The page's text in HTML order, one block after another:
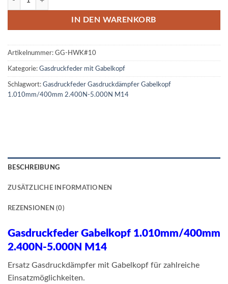
IN DEN WARENKORB
Artikelnummer: GG-HWK#10
Kategorie: Gasdruckfeder mit Gabelkopf
Schlagwort: Gasdruckfeder Gasdruckdämpfer Gabelkopf
1.010mm/400mm 2.400N-5.000N M14
BESCHREIBUNG
ZUSÄTZLICHE INFORMATIONEN
REZENSIONEN (0)
Gasdruckfeder Gabelkopf 1.010mm/400mm
2.400N-5.000N M14
Ersatz Gasdruckdämpfer mit Gabelkopf für zahlreiche
Einsatzmöglichkeiten.